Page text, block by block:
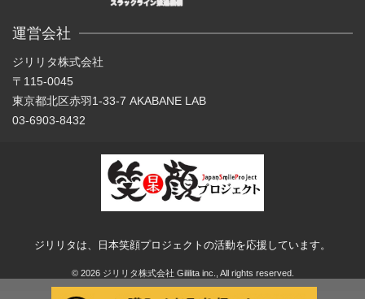
運営会社
ジリリタ株式会社
〒115-0045
東京都北区赤羽1-33-7 AKABANE LAB
03-6903-8432
ジリリタは、日本笑顔プロジェクトの活動を応援しています。
© 2026 ジリリタ株式会社 Gililita inc., All rights reserved.